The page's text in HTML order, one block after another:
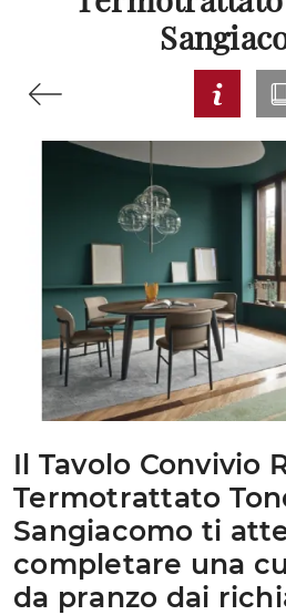
Il Tavolo Convivio
Termotrattato
Sangiacomo ti
completare una
da pranzo dai